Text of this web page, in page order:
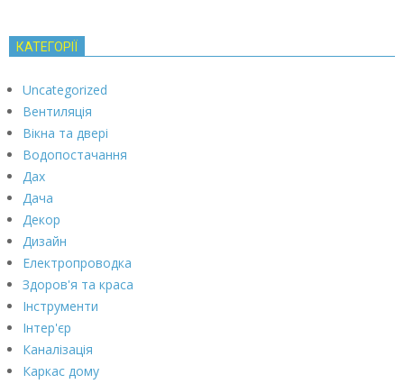
КАТЕГОРІЇ
Uncategorized
Вентиляція
Вікна та двері
Водопостачання
Дах
Дача
Декор
Дизайн
Електропроводка
Здоров'я та краса
Інструменти
Інтер'єр
Каналізація
Каркас дому